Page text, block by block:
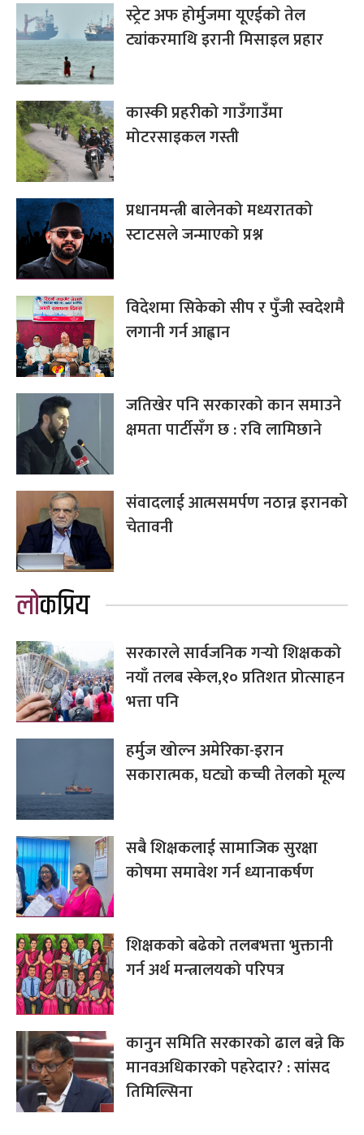
स्ट्रेट अफ होर्मुजमा यूएईको तेल
ट्यांकरमाथि इरानी मिसाइल प्रहार
कास्की प्रहरीको गाउँगाउँमा
मोटरसाइकल गस्ती
प्रधानमन्त्री बालेनको मध्यरातको
स्टाटसले जन्माएको प्रश्न
विदेशमा सिकेको सीप र पुँजी स्वदेशमै
लगानी गर्न आह्वान
जतिखेर पनि सरकारको कान समाउने
क्षमता पार्टीसँग छ : रवि लामिछाने
संवादलाई आत्मसमर्पण नठान्न इरानको
चेतावनी
लोकप्रिय
सरकारले सार्वजनिक गर्‍यो शिक्षकको
नयाँ तलब स्केल,१० प्रतिशत प्रोत्साहन
भत्ता पनि
हर्मुज खोल्न अमेरिका-इरान
सकारात्मक, घट्यो कच्ची तेलको मूल्य
सबै शिक्षकलाई सामाजिक सुरक्षा
कोषमा समावेश गर्न ध्यानाकर्षण
शिक्षकको बढेको तलबभत्ता भुक्तानी
गर्न अर्थ मन्त्रालयको परिपत्र
कानुन समिति सरकारको ढाल बन्ने कि
मानवअधिकारको पहरेदार? : सांसद
तिमिल्सिना